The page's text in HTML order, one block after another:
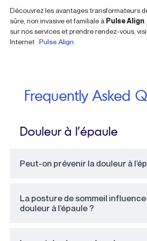
Découvrez les avantages transformateurs
sûre, non invasive et familiale à Pulse Align
sur nos services et prendre rendez-vous,
Internet : Pulse Align
Frequently Asked
Douleur à l’épaule
Peut-on prévenir la douleur à
La posture de sommeil
douleur à l’épaule ?